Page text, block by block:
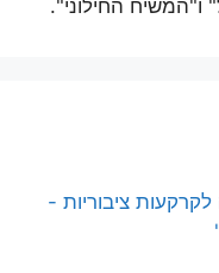
ו"המשיח החילוני".
ציבוריות -